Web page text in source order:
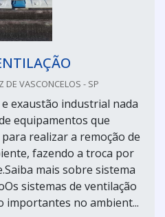
DE VASCONCELOS - SP
exaustão industrial nada
equipamentos que
realizar a remoção de
fazendo a troca por
mais sobre sistema
sistemas de ventilação
importantes no ambient...